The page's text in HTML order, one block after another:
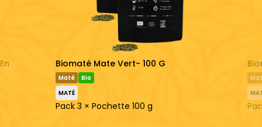
Biomaté Mate Vert- 100 G
Maté
Bio
MATÉ
Pack 3 × Pochette 100 g